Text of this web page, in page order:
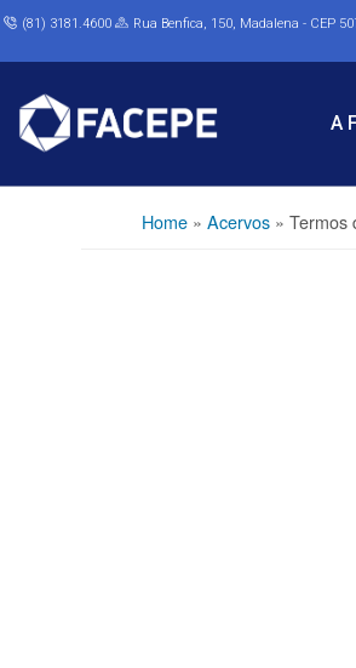
Home »Acervos »Termos
(81) 3181.4600 Rua Benfica, 150, Madalena - CEP
A